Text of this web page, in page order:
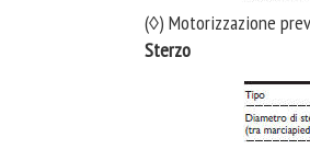
(◊) Motorizzazione
Sterzo